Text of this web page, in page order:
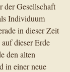
der Gesellschaft
Individuum
in dieser Zeit
dieser Erde
den alten
in einer neue